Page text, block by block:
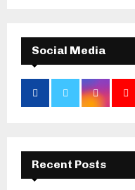
Social Media
Recent Posts